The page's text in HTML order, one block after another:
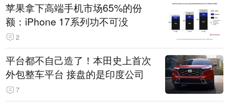
苹果拿下高端手机市场65%的份
额：iPhone 17系列功不可没
2
平台都不自己造了！本田史上首次
外包整车平台 接盘的是印度公司
7